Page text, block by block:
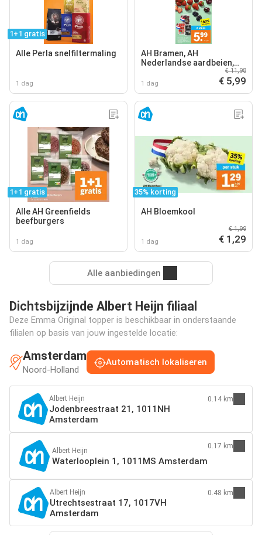
1+1 gratis
Alle Perla snelfiltermaling
1 dag
AH Bramen, AH
Nederlandse aardbeien,
AH Nederlandse kersen
1 dag
€ 11,98
€ 5,99
1+1 gratis
Alle AH Greenfields
beefburgers
1 dag
35% korting
AH Bloemkool
1 dag
€ 1,99
€ 1,29
Alle aanbiedingen
Dichtsbijzijnde Albert Heijn filiaal
Deze Emma Original topper is beschikbaar in onderstaande
filialen op basis van jouw ingestelde locatie:
Amsterdam
Noord-Holland
Automatisch lokaliseren
Albert Heijn
Jodenbreestraat 21, 1011NH
Amsterdam
0.14 km
Albert Heijn
Waterlooplein 1, 1011MS Amsterdam
0.17 km
Albert Heijn
Utrechtsestraat 17, 1017VH
Amsterdam
0.48 km